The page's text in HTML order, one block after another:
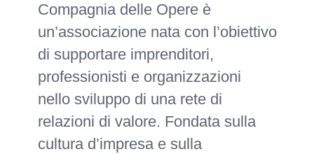
Compagnia delle Opere è
un’associazione nata con l’obiettivo
di supportare imprenditori,
professionisti e organizzazioni
nello sviluppo di una rete di
relazioni di valore. Fondata sulla
cultura d’impresa e sulla